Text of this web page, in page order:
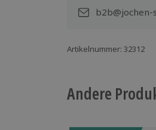
Artikelnummer: 32312
Andere